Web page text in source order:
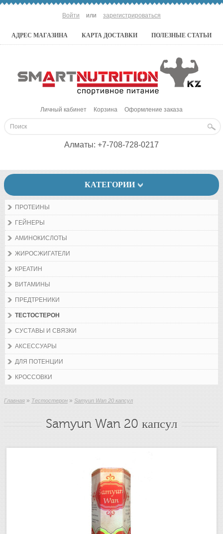
Войти или зарегистрироваться
АДРЕС МАГАЗИНА КАРТА ДОСТАВКИ ПОЛЕЗНЫЕ СТАТЬИ
Личный кабинет Корзина Оформление заказа
Алматы: +7-708-728-0217
КАТЕГОРИИ
ПРОТЕИНЫ
ГЕЙНЕРЫ
АМИНОКИСЛОТЫ
ЖИРОСЖИГАТЕЛИ
КРЕАТИН
ВИТАМИНЫ
ПРЕДТРЕНИКИ
ТЕСТОСТЕРОН
СУСТАВЫ И СВЯЗКИ
АКСЕССУАРЫ
ДЛЯ ПОТЕНЦИИ
КРОССОВКИ
Главная » Тестостерон » Samyun Wan 20 капсул
Samyun Wan 20 капсул